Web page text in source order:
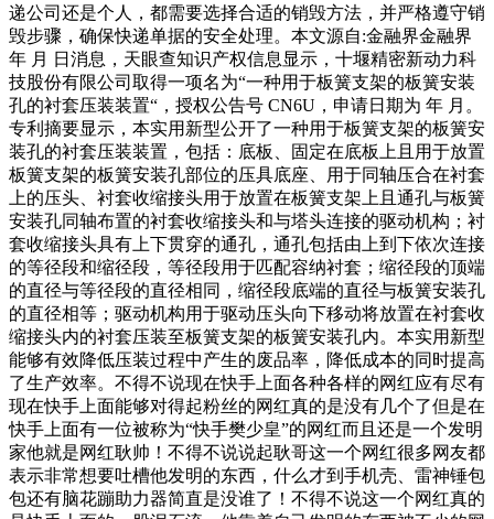
递公司还是个人，都需要选择合适的销毁方法，并严格遵守销
毁步骤，确保快递单据的安全处理。本文源自:金融界金融界
年 月 日消息，天眼查知识产权信息显示，十堰精密新动力科
技股份有限公司取得一项名为“一种用于板簧支架的板簧安装
孔的衬套压装装置“，授权公告号 CN6U，申请日期为 年 月。
专利摘要显示，本实用新型公开了一种用于板簧支架的板簧安
装孔的衬套压装装置，包括：底板、固定在底板上且用于放置
板簧支架的板簧安装孔部位的压具底座、用于同轴压合在衬套
上的压头、衬套收缩接头用于放置在板簧支架上且通孔与板簧
安装孔同轴布置的衬套收缩接头和与塔头连接的驱动机构；衬
套收缩接头具有上下贯穿的通孔，通孔包括由上到下依次连接
的等径段和缩径段，等径段用于匹配容纳衬套；缩径段的顶端
的直径与等径段的直径相同，缩径段底端的直径与板簧安装孔
的直径相等；驱动机构用于驱动压头向下移动将放置在衬套收
缩接头内的衬套压装至板簧支架的板簧安装孔内。本实用新型
能够有效降低压装过程中产生的废品率，降低成本的同时提高
了生产效率。不得不说现在快手上面各种各样的网红应有尽有
现在快手上面能够对得起粉丝的网红真的是没有几个了但是在
快手上面有一位被称为“快手樊少皇”的网红而且还是一个发明
家他就是网红耿帅！不得不说说起耿哥这一个网红很多网友都
表示非常想要吐槽他发明的东西，什么才到手机壳、雷神锤包
包还有脑花蹦助力器简直是没谁了！不得不说这一个网红真的